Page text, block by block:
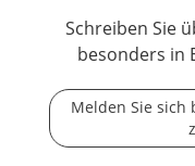
Schreiben Sie
besonders in
Melden Sie sich